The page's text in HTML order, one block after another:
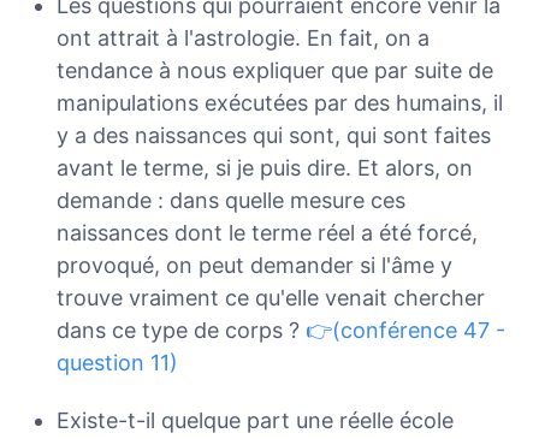
Les questions qui pourraient encore venir là
ont attrait à l'astrologie. En fait, on a
tendance à nous expliquer que par suite de
manipulations exécutées par des humains, il
y a des naissances qui sont, qui sont faites
avant le terme, si je puis dire. Et alors, on
demande : dans quelle mesure ces
naissances dont le terme réel a été forcé,
provoqué, on peut demander si l'âme y
trouve vraiment ce qu'elle venait chercher
dans ce type de corps ? 👉(conférence 47 -
question 11)
Existe-t-il quelque part une réelle école